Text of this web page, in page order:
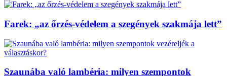
Farek: „az őrzés-védelem a szegények szakmája lett”
Szaunába való lambéria: milyen szempontok